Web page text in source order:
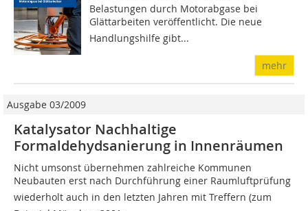
Belastungen durch Motorabgase bei
Glättarbeiten veröffentlicht. Die neue
Handlungshilfe gibt...
mehr
Ausgabe 03/2009
Katalysator Nachhaltige
Formaldehydsanierung in Innenräumen
Nicht umsonst übernehmen zahlreiche Kommunen
Neubauten erst nach Durchführung einer Raumluftprüfung 
wiederholt auch in den letzten Jahren mit Treffern (zum